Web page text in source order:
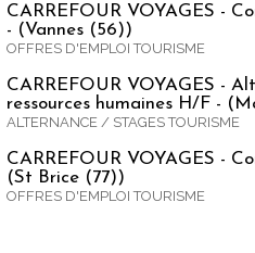
CARREFOUR VOYAGES -
- (Vannes (56))
OFFRES D'EMPLOI TOURISME
CARREFOUR VOYAGES -
ressources humaines H/F -
ALTERNANCE / STAGES TOURISME
CARREFOUR VOYAGES -
(St Brice (77))
OFFRES D'EMPLOI TOURISME